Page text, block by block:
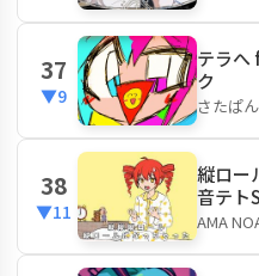
37
▼9
テラへ
ク
さたぱ
38
▼11
縦ロー
音テト
AMA